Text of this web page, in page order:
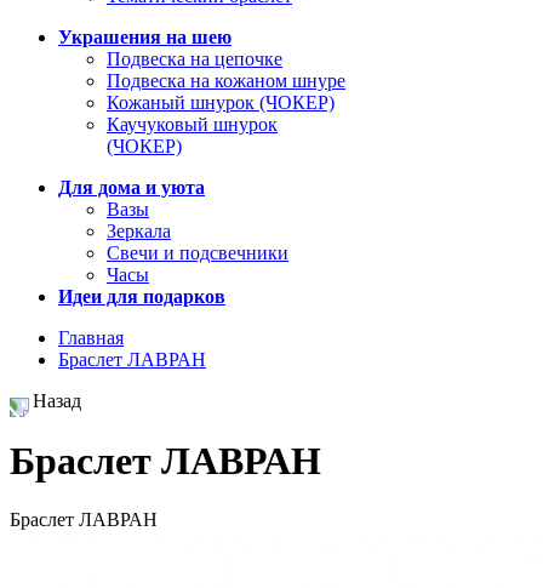
Украшения на шею
Подвеска на цепочке
Подвеска на кожаном шнуре
Кожаный шнурок (ЧОКЕР)
Каучуковый шнурок
(ЧОКЕР)
Для дома и уюта
Вазы
Зеркала
Свечи и подсвечники
Часы
Идеи для подарков
Главная
Браслет ЛАВРАН
Назад
Браслет ЛАВРАН
Браслет ЛАВРАН